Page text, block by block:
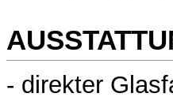
- direkter